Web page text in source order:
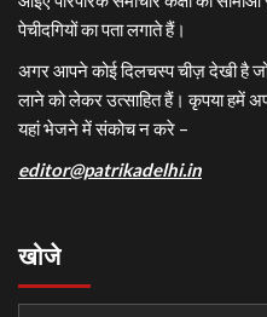
पेचीदगियों का पता लगाते हैं।
अगर आपने कोई दिलचस्प चीज़ देखी है जो
लाने को लेकर उत्साहित हैं। कृपया हमें
यहां भेजने में संकोच न करे –
editor@patrikadelhi.in
खोजे